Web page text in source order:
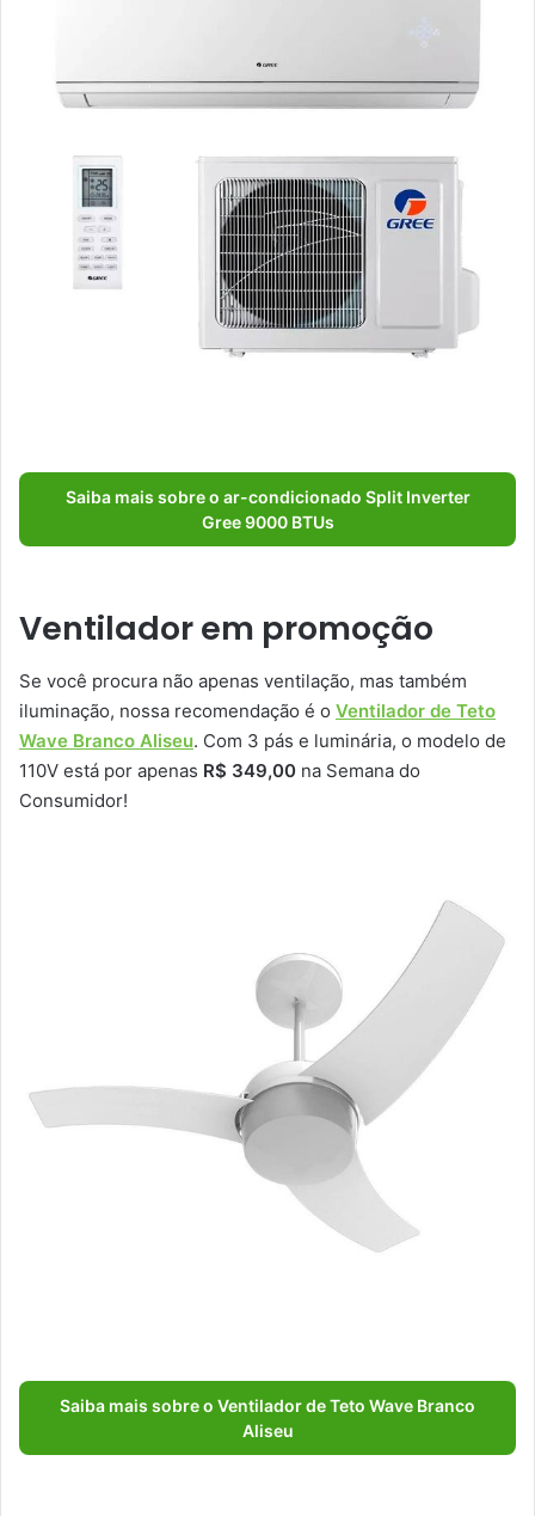
Saiba mais sobre o ar-condicionado Split Inverter
Gree 9000 BTUs
Ventilador em promoção
Se você procura não apenas ventilação, mas também
iluminação, nossa recomendação é o Ventilador de Teto
Wave Branco Aliseu. Com 3 pás e luminária, o modelo de
110V está por apenas R$ 349,00 na Semana do
Consumidor!
Saiba mais sobre o Ventilador de Teto Wave Branco
Aliseu